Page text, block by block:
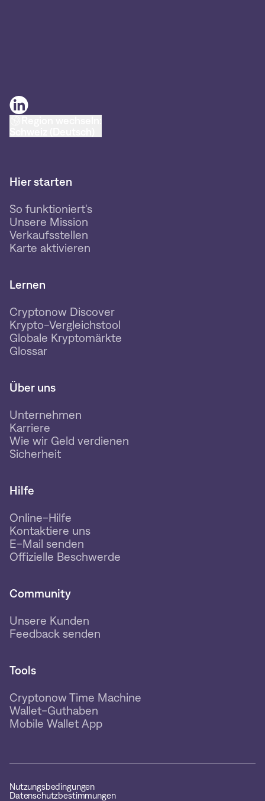
Hier starten
So funktioniert's
Unsere Mission
Verkaufsstellen
Karte aktivieren
Lernen
Cryptonow Discover
Krypto-Vergleichstool
Globale Kryptomärkte
Glossar
Über uns
Unternehmen
Karriere
Wie wir Geld verdienen
Sicherheit
Hilfe
Online-Hilfe
Kontaktiere uns
E-Mail senden
Offizielle Beschwerde
Community
Unsere Kunden
Feedback senden
Tools
Cryptonow Time Machine
Wallet-Guthaben
Mobile Wallet App
Nutzungsbedingungen
Datenschutzbestimmungen